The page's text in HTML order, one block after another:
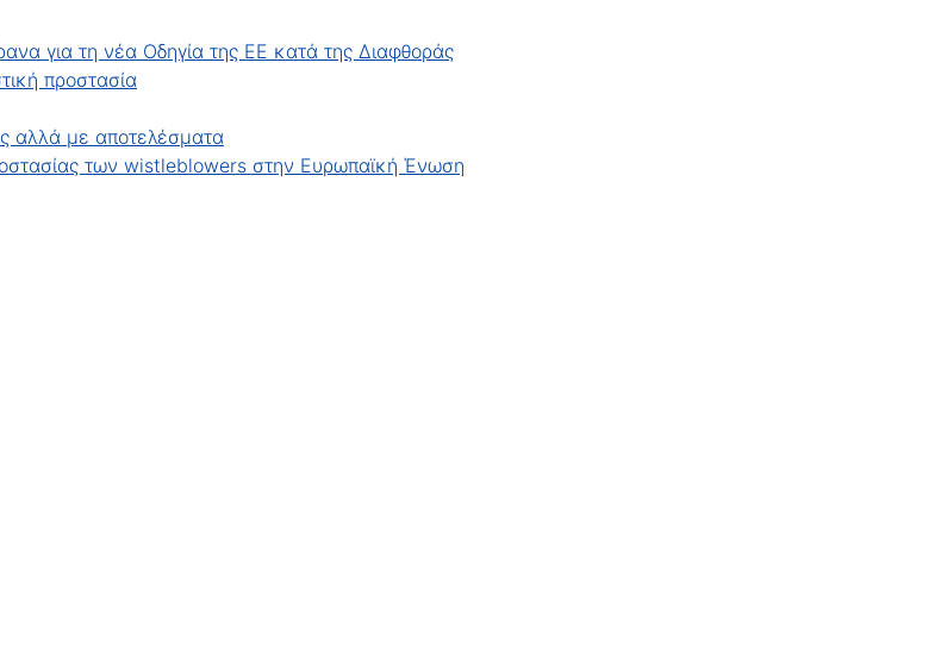
για τη νέα Οδηγία της ΕΕ κατά της Διαφθοράς
προστασία
αλλά με αποτελέσματα
των wistleblowers στην Ευρωπαϊκή Ένωση